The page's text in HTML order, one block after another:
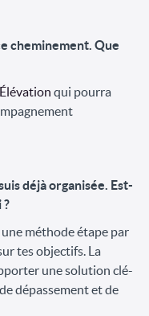
cheminement. Que
qui pourra
déjà organisée. Est-
?
méthode étape par
tes objectifs. La
une solution clé-
dépassement et de